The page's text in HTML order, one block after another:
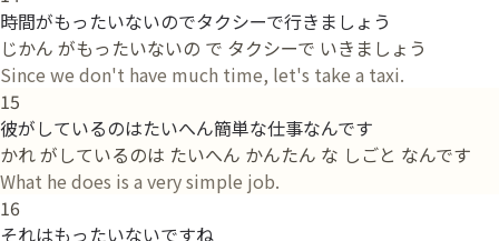
時間がもったいないのでタクシーで行きましょう
じかん がもったいないの で タクシーで いきましょう
Since we don't have much time, let's take a taxi.
15
彼がしているのはたいへん簡単な仕事なんです
かれ がしているのは たいへん かんたん な しごと なんです
What he does is a very simple job.
16
それはもったいないですね